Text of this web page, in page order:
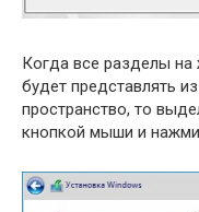
Когда все разделы
будет представлять
пространство, то
кнопкой мыши и